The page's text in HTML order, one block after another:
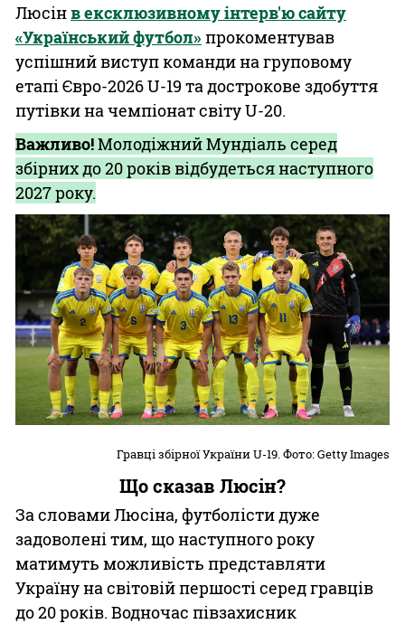
Люсінв ексклюзивному інтерв'ю сайту
«Український футбол»прокоментував
успішний виступ команди на груповому
етапі Євро-2026 U-19 та дострокове здобуття
путівки на чемпіонат світу U-20.
Важливо!Молодіжний Мундіаль серед
збірних до 20 років відбудеться наступного
2027 року.
Гравці збірної України U-19. Фото: Getty Images
Що сказав Люсін?
За словами Люсіна, футболісти дуже
задоволені тим, що наступного року
матимуть можливість представляти
Україну на світовій першості серед гравців
до 20 років. Водночас півзахисник